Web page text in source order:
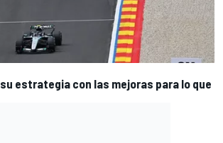
estrategia con las mejoras para lo que